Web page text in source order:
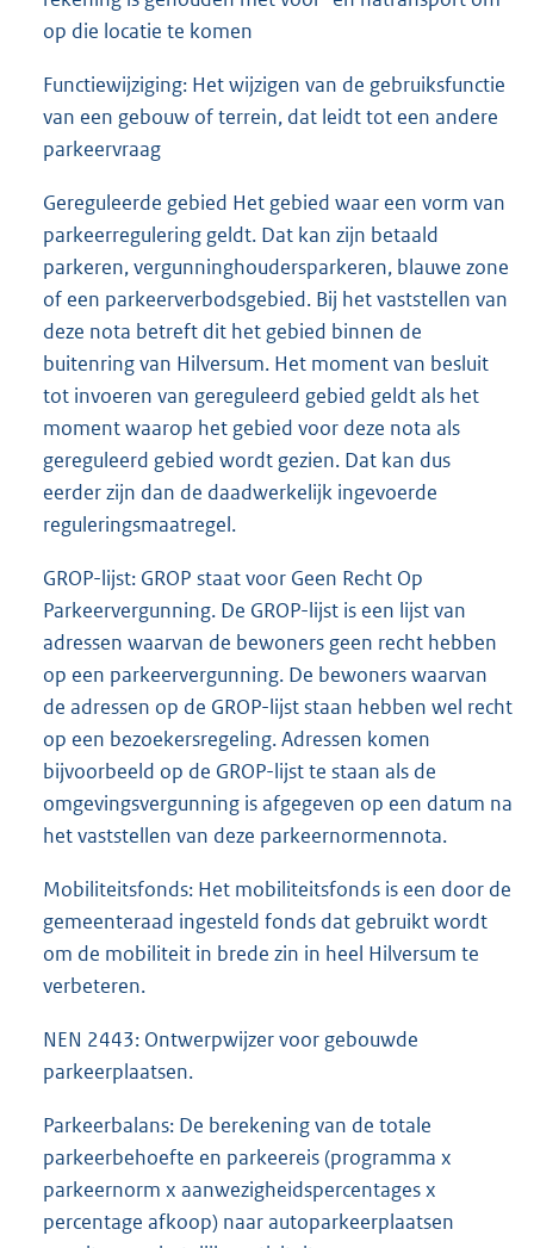
op die locatie te komen
Functiewijziging: Het wijzigen van de gebruiksfunctie
van een gebouw of terrein, dat leidt tot een andere
parkeervraag
Gereguleerde gebied Het gebied waar een vorm van
parkeerregulering geldt. Dat kan zijn betaald
parkeren, vergunninghoudersparkeren, blauwe zone
of een parkeerverbodsgebied. Bij het vaststellen van
deze nota betreft dit het gebied binnen de
buitenring van Hilversum. Het moment van besluit
tot invoeren van gereguleerd gebied geldt als het
moment waarop het gebied voor deze nota als
gereguleerd gebied wordt gezien. Dat kan dus
eerder zijn dan de daadwerkelijk ingevoerde
reguleringsmaatregel.
GROP-lijst: GROP staat voor Geen Recht Op
Parkeervergunning. De GROP-lijst is een lijst van
adressen waarvan de bewoners geen recht hebben
op een parkeervergunning. De bewoners waarvan
de adressen op de GROP-lijst staan hebben wel recht
op een bezoekersregeling. Adressen komen
bijvoorbeeld op de GROP-lijst te staan als de
omgevingsvergunning is afgegeven op een datum na
het vaststellen van deze parkeernormennota.
Mobiliteitsfonds: Het mobiliteitsfonds is een door de
gemeenteraad ingesteld fonds dat gebruikt wordt
om de mobiliteit in brede zin in heel Hilversum te
verbeteren.
NEN 2443: Ontwerpwijzer voor gebouwde
parkeerplaatsen.
Parkeerbalans: De berekening van de totale
parkeerbehoefte en parkeereis (programma x
parkeernorm x aanwezigheidspercentages x
percentage afkoop) naar autoparkeerplaatsen